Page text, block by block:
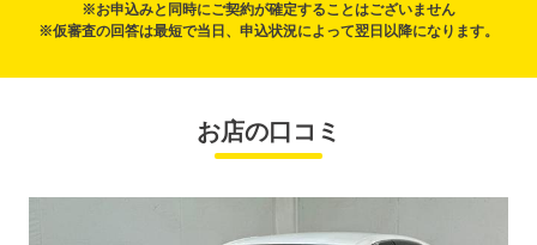
※お申込みと同時にご契約が確定することはございません
※仮審査の回答は最短で当日、申込状況によって翌日以降になります。
お店の口コミ